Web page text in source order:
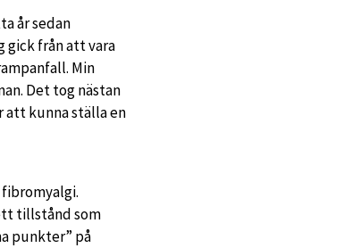
år sedan
gick från att vara
Min
Det tog nästan
att kunna ställa en
tillstånd som
punkter” på